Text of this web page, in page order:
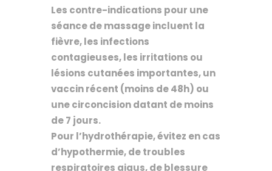
Les contre-indications pour une
séance de massage incluent la
fièvre, les infections
contagieuses, les irritations ou
lésions cutanées importantes, un
vaccin récent (moins de 48h) ou
une circoncision datant de moins
de 7 jours.
Pour l’hydrothérapie, évitez en cas
d’hypothermie, de troubles
respiratoires aigus, de blessure